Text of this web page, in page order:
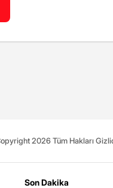
2026 Tüm Hakları
Son Dakika